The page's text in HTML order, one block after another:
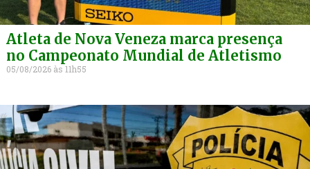
Atleta de Nova Veneza marca presença
no Campeonato Mundial de Atletismo
05/08/2026 11h55